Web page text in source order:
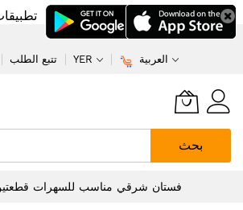
تتبع الطلب YER العربية
بحث
فستان شرقي مناسب للسهرات